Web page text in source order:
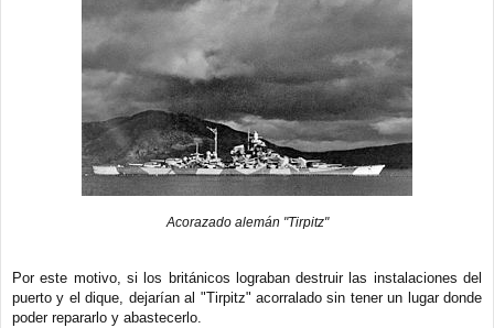
Acorazado alemán "Tirpitz"
Por este motivo, si los británicos lograban destruir las instalaciones del
puerto y el dique, dejarían al "Tirpitz" acorralado sin tener un lugar donde
poder repararlo y abastecerlo.